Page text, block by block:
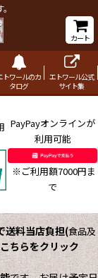
カート
トワールのカ
タログ
エトワール公式
サイト集
PayPayオンラインが
利用可能
※ご利用額7000円ま
で
送料当店負担(食品及
こちらをクリック